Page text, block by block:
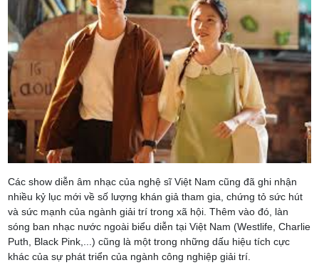
Các show diễn âm nhạc của nghệ sĩ Việt Nam cũng đã ghi nhận
nhiều kỷ lục mới về số lượng khán giả tham gia, chứng tỏ sức hút
và sức mạnh của ngành giải trí trong xã hội. Thêm vào đó, làn
sóng ban nhạc nước ngoài biểu diễn tại Việt Nam (Westlife, Charlie
Puth, Black Pink,...) cũng là một trong những dấu hiệu tích cực
khác của sự phát triển của ngành công nghiệp giải trí.